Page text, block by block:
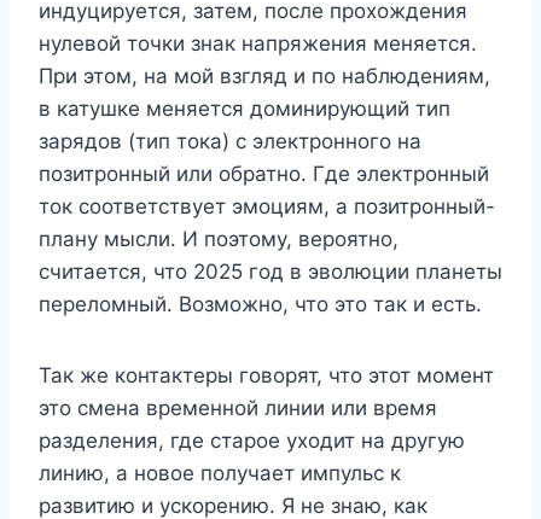
индуцируется, затем, после прохождения
нулевой точки знак напряжения меняется.
При этом, на мой взгляд и по наблюдениям,
в катушке меняется доминирующий тип
зарядов (тип тока) с электронного на
позитронный или обратно. Где электронный
ток соответствует эмоциям, а позитронный-
плану мысли. И поэтому, вероятно,
считается, что 2025 год в эволюции планеты
переломный. Возможно, что это так и есть.
Так же контактеры говорят, что этот момент
это смена временной линии или время
разделения, где старое уходит на другую
линию, а новое получает импульс к
развитию и ускорению. Я не знаю, как